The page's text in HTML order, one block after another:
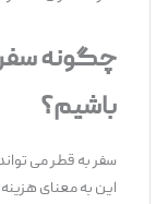
چگونه سفری
باشیم؟
سفر به قطر می ‌تواند
این به معنای هزینه ‌های